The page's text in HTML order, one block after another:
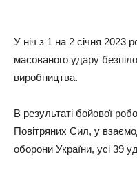
У ніч з 1 на 2 січня 2023
масованого удару
виробництва.
В результаті бойової
Повітряних Сил, у
оборони України, усі 39